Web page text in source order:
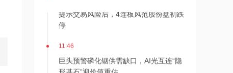
提示交易风险后，4连板风范股份盘初跌
停
11:46
巨头预警磷化铟供需缺口，AI光互连“隐
形基石”迎价值重估